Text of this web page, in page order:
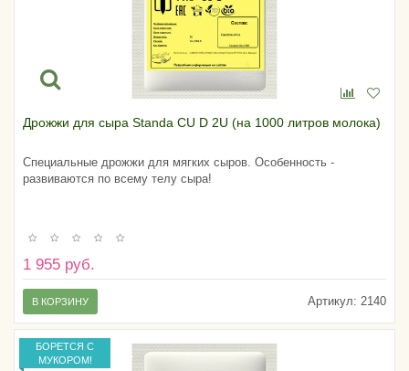
Дрожжи для сыра Standa CU D 2U (на 1000 литров молока)
Специальные дрожжи для мягких сыров. Особенность -
развиваются по всему телу сыра!
1 955 руб.
Артикул: 2140
В КОРЗИНУ
БОРЕТСЯ С
МУКОРОМ!